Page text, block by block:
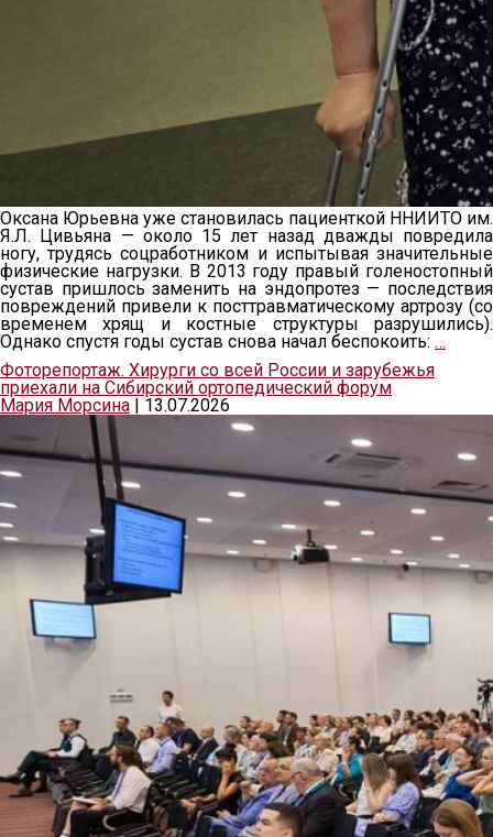
Оксана Юрьевна уже становилась пациенткой ННИИТО им.
Я.Л. Цивьяна — около 15 лет назад дважды повредила
ногу, трудясь соцработником и испытывая значительные
физические нагрузки. В 2013 году правый голеностопный
сустав пришлось заменить на эндопротез — последствия
повреждений привели к посттравматическому артрозу (со
временем хрящ и костные структуры разрушились).
Однако спустя годы сустав снова начал беспокоить: …
Фоторепортаж. Хирурги со всей России и зарубежья
приехали на Сибирский ортопедический форум
Мария Морсина
13.07.2026